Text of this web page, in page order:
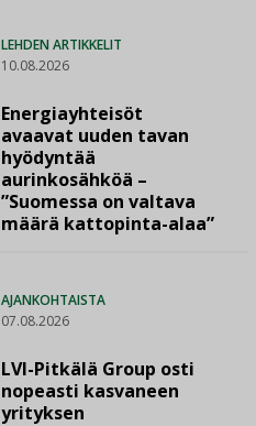
LEHDEN ARTIKKELIT
10.08.2026
Energiayhteisöt
avaavat uuden tavan
hyödyntää
aurinkosähköä –
”Suomessa on valtava
määrä kattopinta-alaa”
AJANKOHTAISTA
07.08.2026
LVI-Pitkälä Group osti
nopeasti kasvaneen
yrityksen